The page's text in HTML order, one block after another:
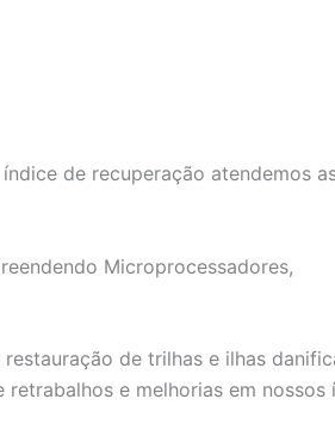
de recuperação atendemos
Microprocessadores,
de trilhas e ilhas
e melhorias em nossos